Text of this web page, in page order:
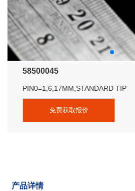
58500045
PIN0=1,6,17MM,STANDARD TIP
免费获取报价
产品详情